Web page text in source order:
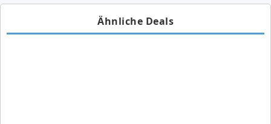
Ähnliche Deals